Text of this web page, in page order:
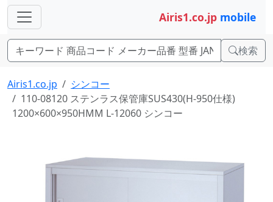
Airis1.co.jp mobile
検索
Airis1.co.jp
シンコー
110-08120 ステンラス保管庫SUS430(H-950仕様)
1200×600×950HMM L-12060 シンコー